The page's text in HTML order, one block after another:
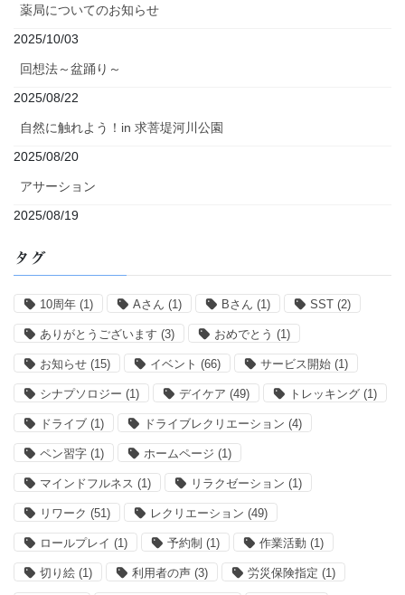
薬局についてのお知らせ
2025/10/03
回想法～盆踊り～
2025/08/22
自然に触れよう！in 求菩堤河川公園
2025/08/20
アサーション
2025/08/19
タグ
10周年 (1) Aさん (1) Bさん (1) SST (2)
ありがとうございます (3) おめでとう (1)
お知らせ (15) イベント (66) サービス開始 (1)
シナプソロジー (1) デイケア (49) トレッキング (1)
ドライブ (1) ドライブレクリエーション (4)
ペン習字 (1) ホームページ (1)
マインドフルネス (1) リラクゼーション (1)
リワーク (51) レクリエーション (49)
ロールプレイ (1) 予約制 (1) 作業活動 (1)
切り絵 (1) 利用者の声 (3) 労災保険指定 (1)